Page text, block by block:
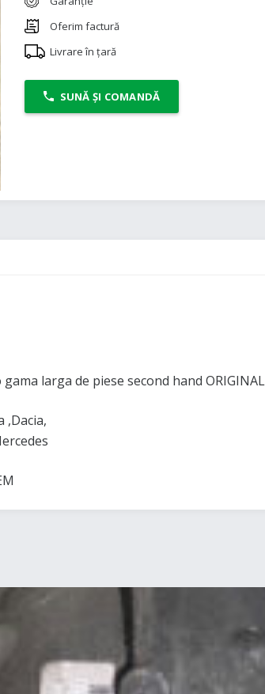
Oferim factură
Livrare în țară
SUNĂ ȘI COMANDĂ
larga de piese second hand
,Dacia,